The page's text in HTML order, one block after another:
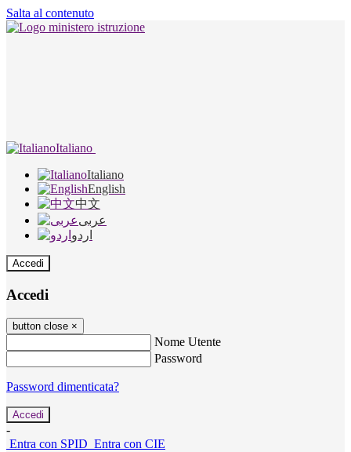
Salta al contenuto
Italiano
Italiano
English
中文
عربى
اردو
Accedi
Accedi
button close ×
Nome Utente
Password
Password dimenticata?
-
Entra con SPID Entra con CIE